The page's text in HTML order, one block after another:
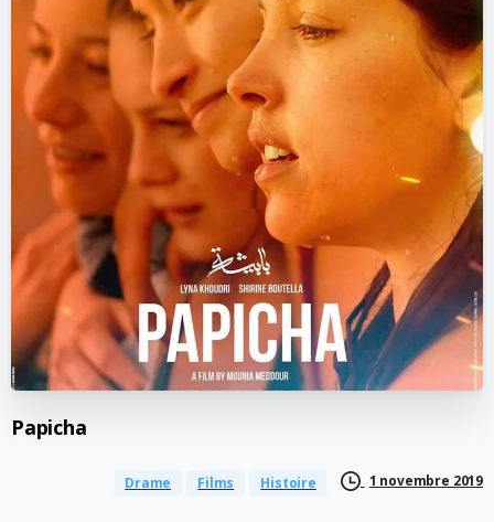
Papicha
Drame Films Histoire 1 novembre 2019